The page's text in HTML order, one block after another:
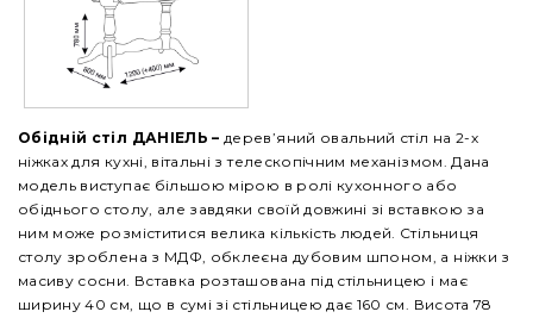
Обідній стіл ДАНІЕЛЬ – дерев’яний овальний стіл на 2-х
ніжках для кухні, вітальні з телескопічним механізмом. Дана
модель виступає більшою мірою в ролі кухонного або
обіднього столу, але завдяки своїй довжині зі вставкою за
ним може розміститися велика кількість людей. Стільниця
столу зроблена з МДФ, обклеєна дубовим шпоном, а ніжки з
масиву сосни. Вставка розташована під стільницею і має
ширину 40 см, що в сумі зі стільницею дає 160 см. Висота 78